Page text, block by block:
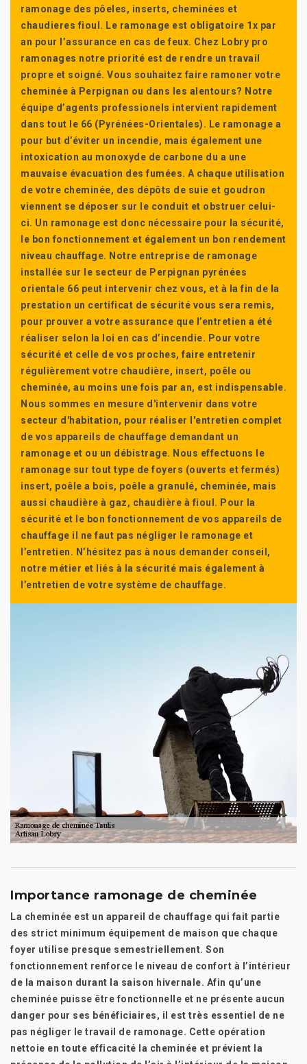
ramonage des pôeles, inserts, cheminées et
chaudieres fioul. Le ramonage est obligatoire 1x par
an pour l’assurance en cas de feux. Chez Lobry pro
ramonages notre priorité est de rendre un travail
propre et soigné. Vous souhaitez faire ramoner votre
cheminée à Perpignan ou dans les alentours? Notre
équipe d’agents professionels intervient rapidement
dans tout le 66 (Pyrénées-Orientales). Le ramonage a
pour but d’éviter un incendie, mais également une
intoxication au monoxyde de carbone du a une
mauvaise évacuation des fumées. A chaque utilisation
de votre cheminée, des dépôts de suie et goudron
viennent se déposer sur le conduit et obstruer celui-
ci. Un ramonage est donc nécessaire pour la sécurité,
le bon fonctionnement et également un bon rendement
niveau chauffage. Notre entreprise de ramonage
installée sur le secteur de Perpignan pyrénées
orientale 66 peut intervenir chez vous, et à la fin de la
prestation un certificat de sécurité vous sera remis,
pour prouver a votre assurance que l’entretien a été
réaliser selon la loi en cas d’incendie. Pour votre
sécurité et celle de vos proches, faire entretenir
régulièrement votre chaudière, insert, poêle ou
cheminée, au moins une fois par an, est indispensable.
Nous sommes en mesure d'intervenir dans votre
secteur d'habitation, pour réaliser l'entretien complet
de vos appareils de chauffage demandant un
ramonage et ou un débistrage. Nous effectuons le
ramonage sur tout type de foyers (ouverts et fermés)
insert, poêle a bois, poêle a granulé, cheminée, mais
aussi chaudière à gaz, chaudière à fioul. Pour la
sécurité et le bon fonctionnement de vos appareils de
chauffage il ne faut pas négliger le ramonage et
l’entretien. N’hésitez pas à nous demander conseil,
notre métier et liés à la sécurité mais également à
l’entretien de votre système de chauffage.
Importance ramonage de cheminée
La cheminée est un appareil de chauffage qui fait partie
des strict minimum équipement de maison que chaque
foyer utilise presque semestriellement. Son
fonctionnement renforce le niveau de confort à l’intérieur
de la maison durant la saison hivernale. Afin qu’une
cheminée puisse être fonctionnelle et ne présente aucun
danger pour ses bénéficiaires, il est très essentiel de ne
pas négliger le travail de ramonage. Cette opération
nettoie en toute efficacité la cheminée et prévient la